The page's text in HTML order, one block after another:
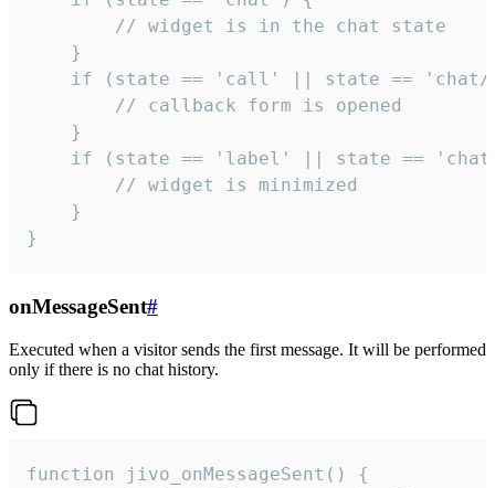
        // widget is in the chat state
    }
if (state == 'call' || state ==
        // callback form is opened
    }
if (state == 'label' || state ==
        // widget is minimized
    }
}
onMessageSent#
Executed when a visitor sends the first message. It will be performed
only if there is no chat history.
function jivo_onMessageSent() {